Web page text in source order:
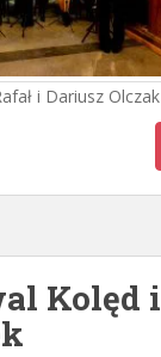
i Dariusz Olczak
Kolęd i